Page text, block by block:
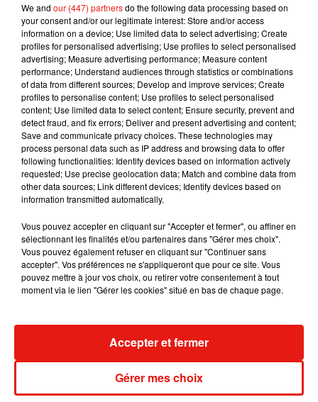
7 août 2026
7 août 2026
Madonna sort enfin le remix de « Love
Sensation » avec Kylie Minogue
Tayc et Didi B dévoilent le single le plus
dansant de l’année
7 août 2026
Angèle et Amélie Lens dévoilent leur
collaboration tant attendue
5 août 2026
Benny Blanco invite Selena Gomez et
Becky G sur son nouveau single
We and our (447) partnersdo the following data processing based on
your consent and/or our legitimate interest: Store and/or access
information on a device; Use limited data to select advertising; Create
profiles for personalised advertising; Use profiles to select personalised
advertising; Measure advertising performance; Measure content
performance; Understand audiences through statistics or combinations
of data from different sources; Develop and improve services; Create
profiles to personalise content; Use profiles to select personalised
content; Use limited data to select content; Ensure security, prevent and
detect fraud, and fix errors; Deliver and present advertising and content;
Save and communicate privacy choices. These technologies may
process personal data such as IP address and browsing data to offer
following functionalities: Identify devices based on information actively
requested; Use precise geolocation data; Match and combine data from
other data sources; Link different devices; Identify devices based on
information transmitted automatically.
Vous pouvez accepter en cliquant sur "Accepter et fermer", ou affiner en
sélectionnant les finalités et/ou partenaires dans "Gérer mes choix".
Vous pouvez également refuser en cliquant sur "Continuer sans
accepter". Vos préférences ne s'appliqueront que pour ce site. Vous
pouvez mettre à jour vos choix, ou retirer votre consentement à tout
moment via le lien "Gérer les cookies" situé en bas de chaque page.
Gérer mes choix
Accepter et fermer